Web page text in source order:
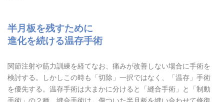
半月板を残すために
進化を続ける温存手術
関節注射や筋力訓練を経てなお、痛みが改善しない場合に手術を
検討する。しかしこの時も「切除」一択ではなく、「温存」手術
を優先する。温存手術は大まかに分けると「縫合手術」と「制動